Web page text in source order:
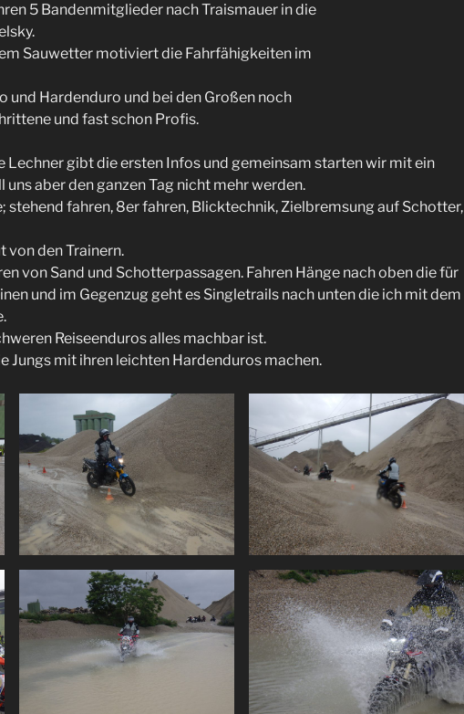
5 Bandenmitglieder nach Traismauer in die
Sauwetter motiviert die Fahrfähigkeiten im
und Hardenduro und bei den Großen noch
und fast schon Profis.
Lechner gibt die ersten Infos und gemeinsam starten wir mit ein
aber den ganzen Tag nicht mehr werden.
stehend fahren, 8er fahren, Blicktechnik, Zielbremsung auf Schotter,
von den Trainern.
von Sand und Schotterpassagen. Fahren Hänge nach oben die für
und im Gegenzug geht es Singletrails nach unten die ich mit dem
Reiseenduros alles machbar ist.
Jungs mit ihren leichten Hardenduros machen.